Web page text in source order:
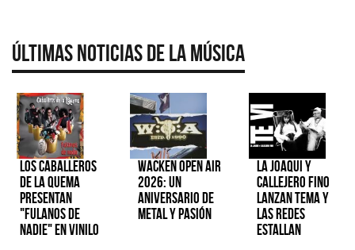
Últimas Noticias de la Música
Los Caballeros
de la Quema
presentan
"Fulanos de
Nadie" en vinilo
Wacken Open Air
2026: Un
aniversario de
metal y pasión
La Joaqui y
Callejero Fino
lanzan tema y
las redes
estallan